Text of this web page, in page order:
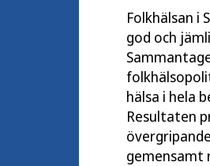
Folkhälsan i
god och
hälsa i hela
Resultaten
gemensamt